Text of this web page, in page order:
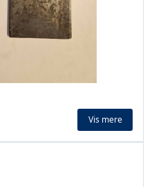
Vis mere